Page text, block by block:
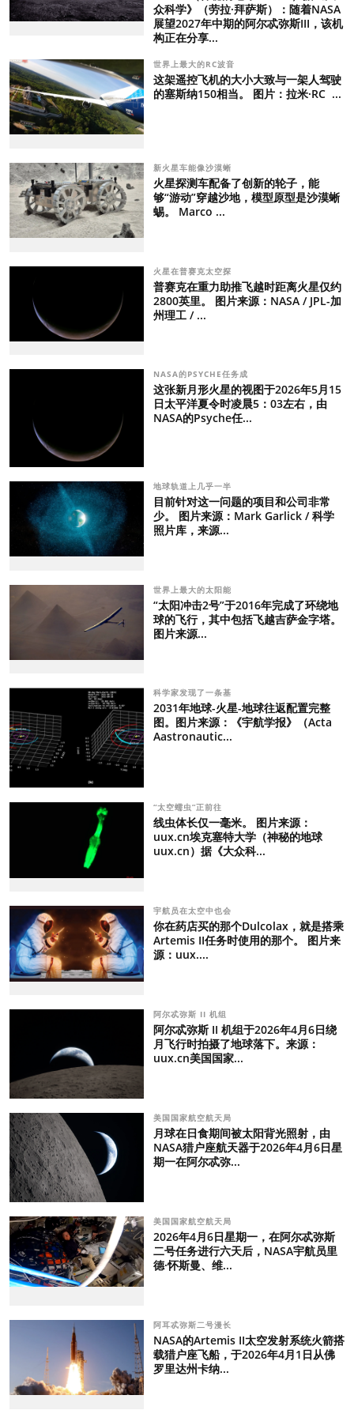
众科学》（劳拉·拜萨斯）：随着NASA
展望2027年中期的阿尔忒弥斯III，该机
构正在分享...
世界上最大的RC波音
这架遥控飞机的大小大致与一架人驾驶
的塞斯纳150相当。 图片：拉米·RC ...
新火星车能像沙漠蜥
火星探测车配备了创新的轮子，能
够“游动”穿越沙地，模型原型是沙漠蜥
蜴。 Marco ...
火星在普赛克太空探
普赛克在重力助推飞越时距离火星仅约
2800英里。 图片来源：NASA / JPL-加
州理工 / ...
NASA的PSYCHE任务成
这张新月形火星的视图于2026年5月15
日太平洋夏令时凌晨5：03左右，由
NASA的Psyche任...
地球轨道上几乎一半
目前针对这一问题的项目和公司非常
少。 图片来源：Mark Garlick / 科学
照片库，来源...
世界上最大的太阳能
“太阳冲击2号”于2016年完成了环绕地
球的飞行，其中包括飞越吉萨金字塔。
图片来源...
科学家发现了一条基
2031年地球-火星-地球往返配置完整
图。图片来源：《宇航学报》（Acta
Aastronautic...
“太空蠕虫”正前往
线虫体长仅一毫米。 图片来源：
uux.cn埃克塞特大学（神秘的地球
uux.cn）据《大众科...
宇航员在太空中也会
你在药店买的那个Dulcolax，就是搭乘
Artemis II任务时使用的那个。 图片来
源：uux....
阿尔忒弥斯 II 机组
阿尔忒弥斯 II 机组于2026年4月6日绕
月飞行时拍摄了地球落下。来源：
uux.cn美国国家...
美国国家航空航天局
月球在日食期间被太阳背光照射，由
NASA猎户座航天器于2026年4月6日星
期一在阿尔忒弥...
美国国家航空航天局
2026年4月6日星期一，在阿尔忒弥斯
二号任务进行六天后，NASA宇航员里
德·怀斯曼、维...
阿耳忒弥斯二号漫长
NASA的Artemis II太空发射系统火箭搭
载猎户座飞船，于2026年4月1日从佛
罗里达州卡纳...